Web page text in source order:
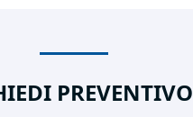
PREVENTIVO